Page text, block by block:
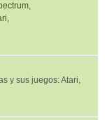
,
,
y sus juegos: Atari,